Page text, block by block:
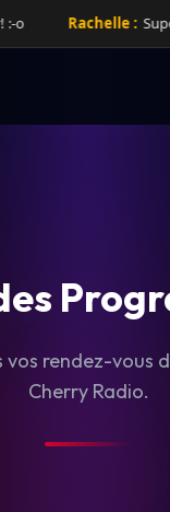
Rachelle : Super
vos rendez-vous
Cherry Radio.